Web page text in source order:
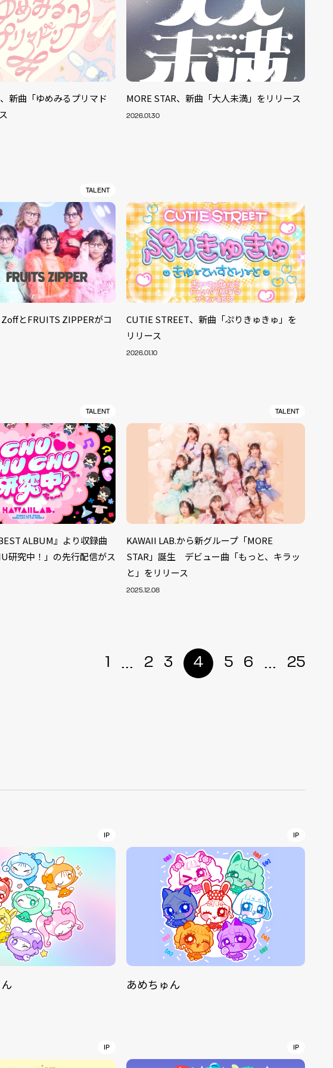
新曲「ゆめみるプリマド
MORE STAR、新曲「大人未満」をリリース
2026.01.30
TALENT
とFRUITS ZIPPERがコ
CUTIE STREET、新曲「ぷりきゅきゅ」を
リリース
2026.01.10
TALENT
ALBUM』より収録曲
研究中！」の先行配信がス
TALENT
KAWAII LAB.から新グループ「MORE
STAR」誕生 デビュー曲「もっと、キラッ
と」をリリース
2025.12.08
1 ... 2 3 4 5 6 ... 25
IP IP
あめちゅん
IP IP
CONTACT